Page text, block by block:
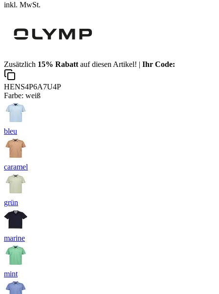
inkl. MwSt.
Zusätzlich 15% Rabatt auf diesen Artikel! | Ihr Code:
HENS4P6A7U4P
Farbe: weiß
bleu
caramel
grün
marine
mint